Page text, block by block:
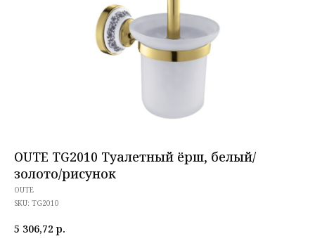
OUTE TG2010 Туалетный ёрш, белый/
золото/рисунок
OUTE
SKU: TG2010
5 306,72 р.